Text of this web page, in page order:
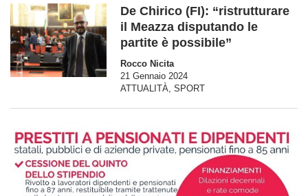
De Chirico (FI): “ristrutturare
il Meazza disputando le
partite è possibile”
Rocco Nicita
21 Gennaio 2024
ATTUALITÀ, SPORT